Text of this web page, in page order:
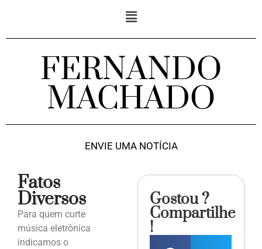
FERNANDO
MACHADO
ENVIE UMA NOTÍCIA
Fatos
Diversos
Para quem curte
música eletrônica
indicamos o
Gostou ?
Compartilhe
!